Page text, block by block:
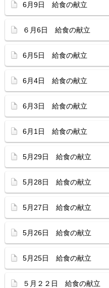
6月9日 給食の献立
６月6日 給食の献立
6月5日 給食の献立
6月4日 給食の献立
6月3日 給食の献立
6月1日 給食の献立
5月29日 給食の献立
5月28日 給食の献立
5月27日 給食の献立
5月26日 給食の献立
5月25日 給食の献立
５月２２日 給食の献立